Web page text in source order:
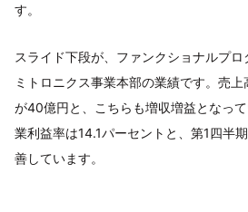
す。
スライド下段が、ファンクショナルプ
ミトロニクス事業本部の業績です。売
が40億円と、こちらも増収増益となっ
業利益率は14.1パーセントと、第1四半
善しています。